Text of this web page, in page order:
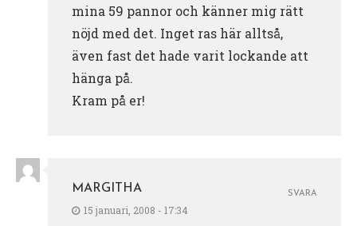
mina 59 pannor och känner mig rätt
nöjd med det. Inget ras här alltså,
även fast det hade varit lockande att
hänga på.
Kram på er!
MARGITHA
15 januari, 2008 - 17:34
SVARA